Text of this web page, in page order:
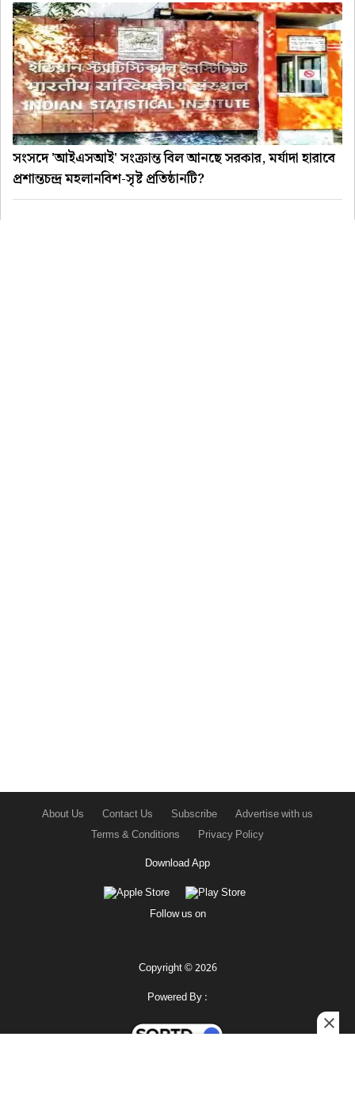
সংসদে 'আইএসআই' সংক্রান্ত বিল আনছে সরকার, মর্যাদা হারাবে
প্রশান্তচন্দ্র মহলানবিশ-সৃষ্ট প্রতিষ্ঠানটি?
About Us Contact Us Subscribe
Advertise with us
Terms & Conditions
Privacy Policy
Download App
Follow us on
Copyright © 2026
Powered By :